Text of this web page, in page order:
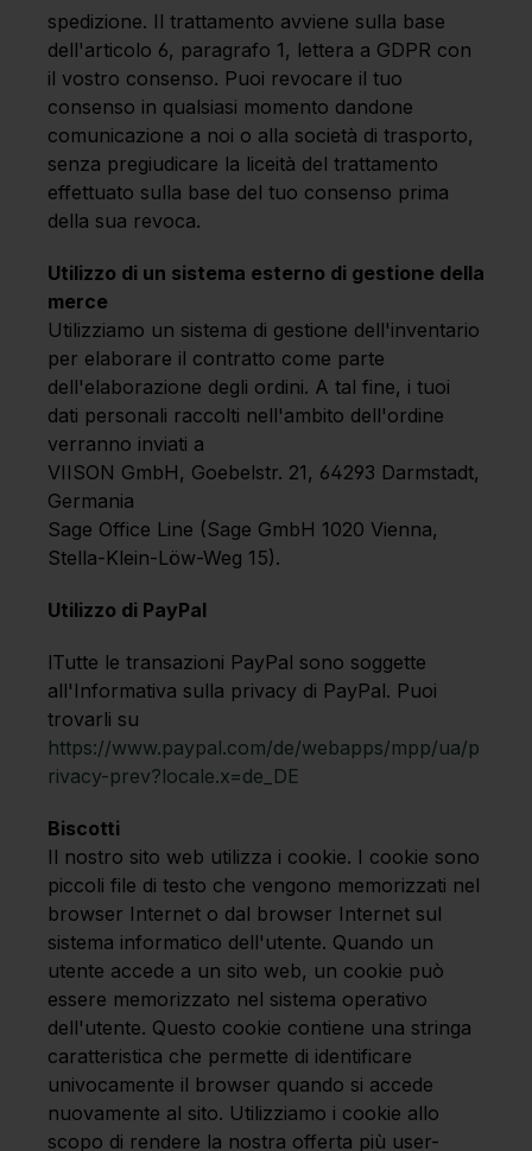
spedizione. Il trattamento avviene sulla base
dell'articolo 6, paragrafo 1, lettera a GDPR con
il vostro consenso. Puoi revocare il tuo
consenso in qualsiasi momento dandone
comunicazione a noi o alla società di trasporto,
senza pregiudicare la liceità del trattamento
effettuato sulla base del tuo consenso prima
della sua revoca.
Utilizzo di un sistema esterno di gestione della
merce
Utilizziamo un sistema di gestione dell'inventario
per elaborare il contratto come parte
dell'elaborazione degli ordini. A tal fine, i tuoi
dati personali raccolti nell'ambito dell'ordine
verranno inviati a
VIISON GmbH, Goebelstr. 21, 64293 Darmstadt,
Germania
Sage Office Line (Sage GmbH 1020 Vienna,
Stella-Klein-Löw-Weg 15).
Utilizzo di PayPal
lTutte le transazioni PayPal sono soggette
all'Informativa sulla privacy di PayPal. Puoi
trovarli su
https://www.paypal.com/de/webapps/mpp/ua/p
rivacy-prev?locale.x=de_DE
Biscotti
Il nostro sito web utilizza i cookie. I cookie sono
piccoli file di testo che vengono memorizzati nel
browser Internet o dal browser Internet sul
sistema informatico dell'utente. Quando un
utente accede a un sito web, un cookie può
essere memorizzato nel sistema operativo
dell'utente. Questo cookie contiene una stringa
caratteristica che permette di identificare
univocamente il browser quando si accede
nuovamente al sito. Utilizziamo i cookie allo
scopo di rendere la nostra offerta più user-